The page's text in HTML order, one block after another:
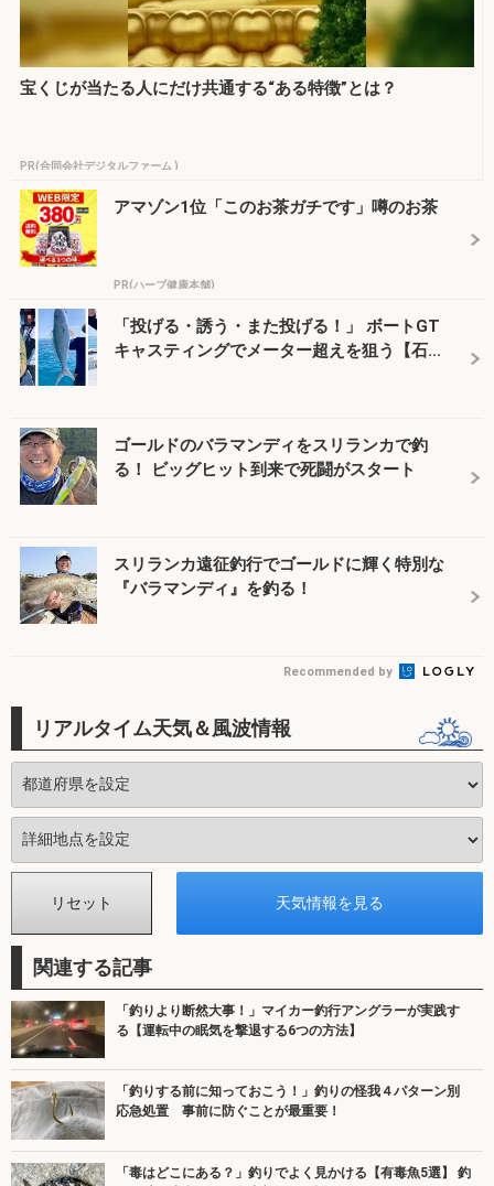
宝くじが当たる人にだけ共通する“ある特徴”とは？
PR(合同会社デジタルファーム )
アマゾン1位「このお茶ガチです」噂のお茶
PR(ハーブ健康本舗)
「投げる・誘う・また投げる！」 ボートGT
キャスティングでメーター超えを狙う【石...
ゴールドのバラマンディをスリランカで釣
る！ ビッグヒット到来で死闘がスタート
スリランカ遠征釣行でゴールドに輝く特別な
『バラマンディ』を釣る！
Recommended by
リアルタイム天気＆風波情報
関連する記事
「釣りより断然大事！」マイカー釣行アングラーが実践す
る【運転中の眠気を撃退する6つの方法】
「釣りする前に知っておこう！」釣りの怪我４パターン別
応急処置 事前に防ぐことが最重要！
「毒はどこにある？」釣りでよく見かける【有毒魚5選】 釣